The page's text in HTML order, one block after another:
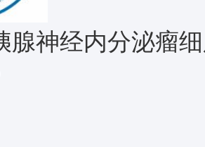
腺神经内分泌瘤